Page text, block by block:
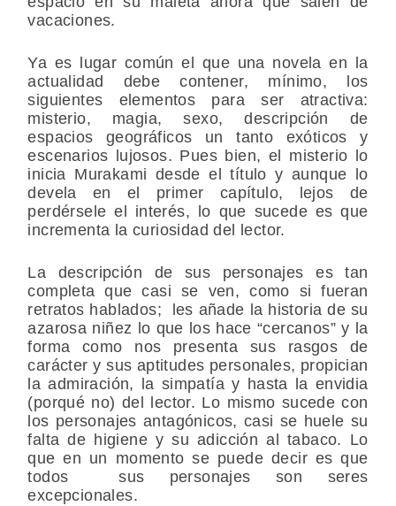
vacaciones.
Ya es lugar común el que una novela en la
actualidad debe contener, mínimo, los
siguientes elementos para ser atractiva:
misterio, magia, sexo, descripción de
espacios geográficos un tanto exóticos y
escenarios lujosos. Pues bien, el misterio lo
inicia Murakami desde el título y aunque lo
devela en el primer capítulo, lejos de
perdérsele el interés, lo que sucede es que
incrementa la curiosidad del lector.
La descripción de sus personajes es tan
completa que casi se ven, como si fueran
retratos hablados; les añade la historia de su
azarosa niñez lo que los hace “cercanos” y la
forma como nos presenta sus rasgos de
carácter y sus aptitudes personales, propician
la admiración, la simpatía y hasta la envidia
(porqué no) del lector. Lo mismo sucede con
los personajes antagónicos, casi se huele su
falta de higiene y su adicción al tabaco. Lo
que en un momento se puede decir es que
todos sus personajes son seres
excepcionales.